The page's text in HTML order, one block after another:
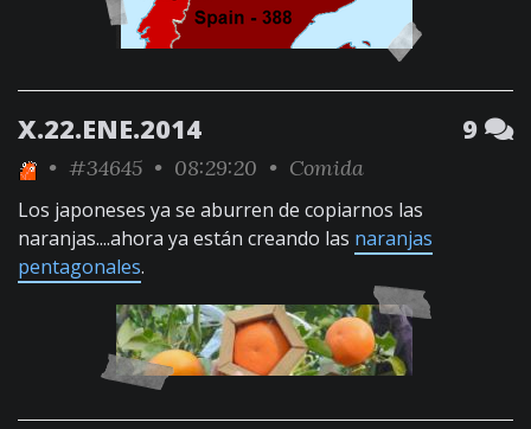
X.22.ENE.2014 9
• #34645 • 08:29:20 • Comida
Los japoneses ya se aburren de copiarnos las
naranjas....ahora ya están creando las naranjas
pentagonales.